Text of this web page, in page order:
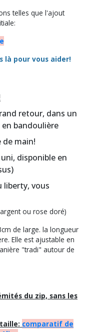
telles que l'ajout
là pour vous aider!
retour, dans un
bandoulière
de main!
disponible en
liberty, vous
ou rose doré)
de large. la longueur
Elle est ajustable en
"tradi" autour de
du zip, sans les
comparatif de